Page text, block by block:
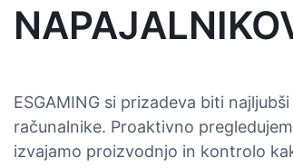
ESGAMING si prizadeva biti
računalnike. Proaktivno
izvajamo proizvodnjo in kontrolo